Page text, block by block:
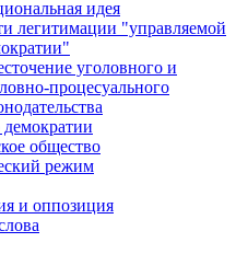
идея
легитимации "управляемой
уголовного и
процесуального
общество
режим
и оппозиция